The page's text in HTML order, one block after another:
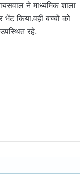
ने माध्यमिक शाला
भेंट किया.वहीं बच्चों को
रहे.